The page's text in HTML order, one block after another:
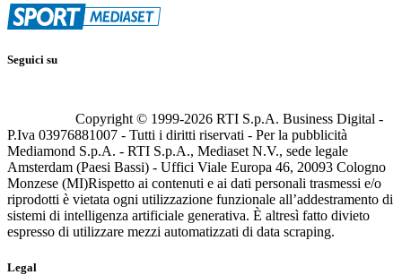
Seguici su
Copyright © 1999-2026 RTI S.p.A. Business Digital -
P.Iva 03976881007 - Tutti i diritti riservati - Per la pubblicità
Mediamond S.p.A. - RTI S.p.A., Mediaset N.V., sede legale
Amsterdam (Paesi Bassi) - Uffici Viale Europa 46, 20093 Cologno
Monzese (MI)Rispetto ai contenuti e ai dati personali trasmessi e/o
riprodotti è vietata ogni utilizzazione funzionale all’addestramento di
sistemi di intelligenza artificiale generativa. È altresì fatto divieto
espresso di utilizzare mezzi automatizzati di data scraping.
Legal